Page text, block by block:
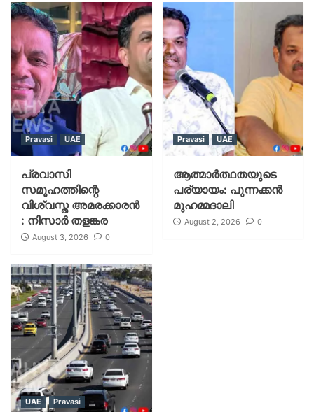
Pravasi UAE
പ്രവാസി
സമൂഹത്തിന്റെ
വിശ്വസ്ത അമരക്കാരൻ
: നിസാർ തളങ്കര
August 3, 2026 0
Pravasi UAE
ആത്മാർത്ഥതയുടെ
പര്യായം: പുന്നക്കൻ
മുഹമ്മദാലി
August 2, 2026 0
UAE Pravasi